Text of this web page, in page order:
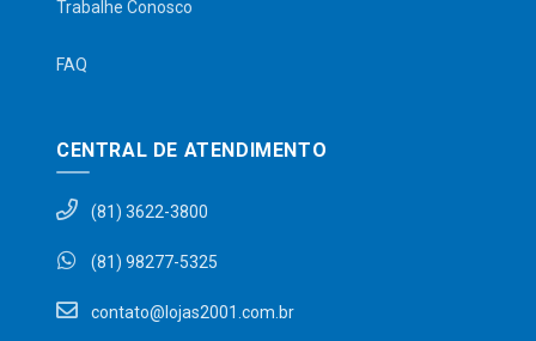
Trabalhe Conosco
FAQ
CENTRAL DE ATENDIMENTO
(81) 3622-3800
(81) 98277-5325
contato@lojas2001.com.br